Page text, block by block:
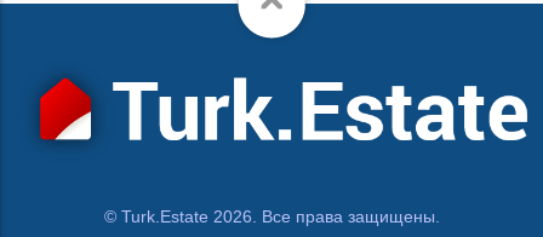
© Turk.Estate 2026. Все права защищены.